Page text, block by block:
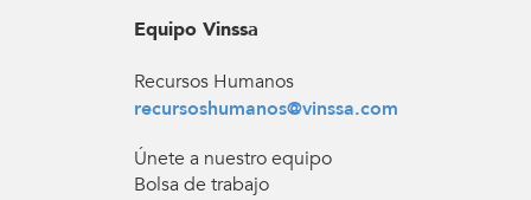
Equipo Vinssa
Recursos Humanos
recursoshumanos@vinssa.com
Únete a nuestro equipo
Bolsa de trabajo